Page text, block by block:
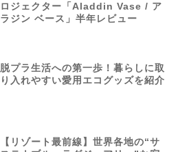
ロジェクター「Aladdin Vase / ア
ラジン ベース」半年レビュー
脱プラ生活への第一歩！暮らしに取
り入れやすい愛用エコグッズを紹介
【リゾート最前線】世界各地の“サ